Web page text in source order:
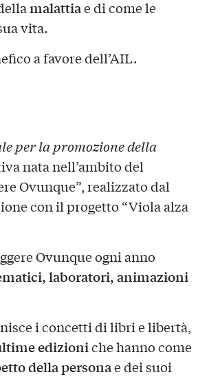
malattiae di come le
vita.
a favore dell’AIL.
per la promozione della
nata nell’ambito del
Ovunque”, realizzato dal
con il progetto “Viola alza
Ovunque ogni anno
laboratori, animazioni
i concetti di libri e libertà,
edizioniche hanno come
della personae dei suoi